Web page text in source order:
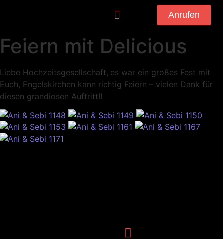
Anrufen
Feiern mit Delicious
Liebe Hochzeitsgesellschaft, es war ein großes Fest mit
Euch, Engelskirchen kann richtig Feiern – vielen Dank für
diesen grandiosen Auftritt!!